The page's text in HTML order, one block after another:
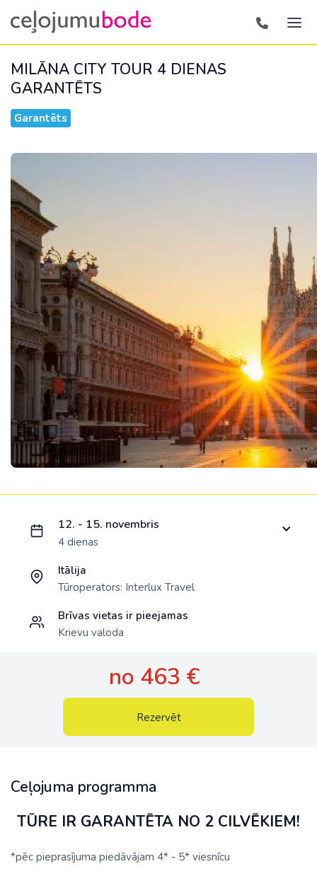
MILĀNA CITY TOUR 4 DIENAS
GARANTĒTS
Garantēts
Ceļojuma programma
TŪRE IR GARANTĒTA NO 2 CILVĒKIEM!
*pēc pieprasījuma piedāvājam 4* - 5* viesnīcu
12. - 15. novembris
4 dienas
Itālija
Tūroperators: Interlux Travel
Brīvas vietas ir pieejamas
Krievu valoda
no 463 €
Rezervēt